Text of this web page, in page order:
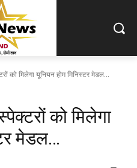
को मिलेगा यूनियन होम मिनिस्टर मेडल...
को मिलेगा
मेडल…